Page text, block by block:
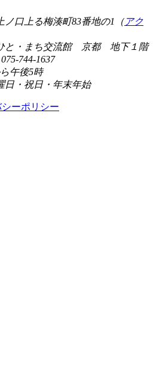
ノ口上る梅湊町83番地の1（ アク
と・まち交流館 京都 地下１階
744-1637
午後5時
日・祝日・年末年始
ーポリシー